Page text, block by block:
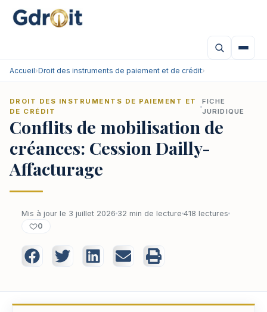
Accueil›Droit des instruments de paiement et de crédit›
DROIT DES INSTRUMENTS DE PAIEMENT ET
DE CRÉDIT
FICHE
JURIDIQUE
Conflits de mobilisation de
créances: Cession Dailly-
Affacturage
Mis à jour le 3 juillet 2026 32 min de lecture 418 lectures
0